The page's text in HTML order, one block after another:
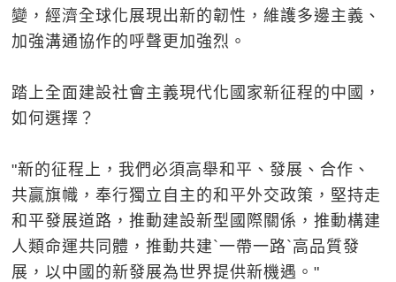
變，經濟全球化展現出新的韌性，維護多邊主義、
加強溝通協作的呼聲更加強烈。
踏上全面建設社會主義現代化國家新征程的中國，
如何選擇？
"新的征程上，我們必須高舉和平、發展、合作、
共贏旗幟，奉行獨立自主的和平外交政策，堅持走
和平發展道路，推動建設新型國際關係，推動構建
人類命運共同體，推動共建`一帶一路`高品質發
展，以中國的新發展為世界提供新機遇。"